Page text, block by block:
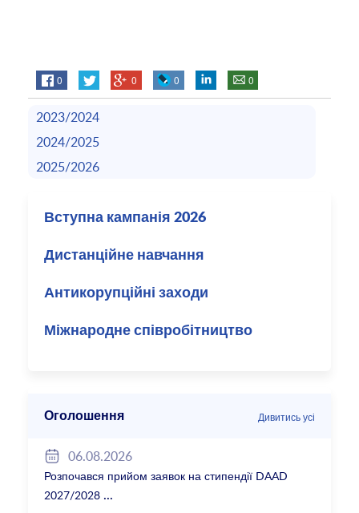
0 0 0 0
2023/2024
2024/2025
2025/2026
Вступна кампанія 2026
Дистанційне навчання
Антикорупційні заходи
Міжнародне співробітництво
Оголошення Дивитись усі
06.08.2026
Розпочався прийом заявок на стипендії DAAD
2027/2028